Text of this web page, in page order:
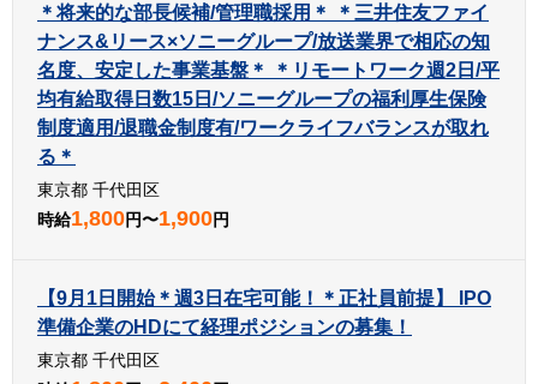
＊将来的な部長候補/管理職採用＊ ＊三井住友ファイ
ナンス&リース×ソニーグループ/放送業界で相応の知
名度、安定した事業基盤＊ ＊リモートワーク週2日/平
均有給取得日数15日/ソニーグループの福利厚生保険
制度適用/退職金制度有/ワークライフバランスが取れ
る＊
東京都 千代田区
時給1,800円〜1,900円
【9月1日開始＊週3日在宅可能！＊正社員前提】 IPO
準備企業のHDにて経理ポジションの募集！
東京都 千代田区